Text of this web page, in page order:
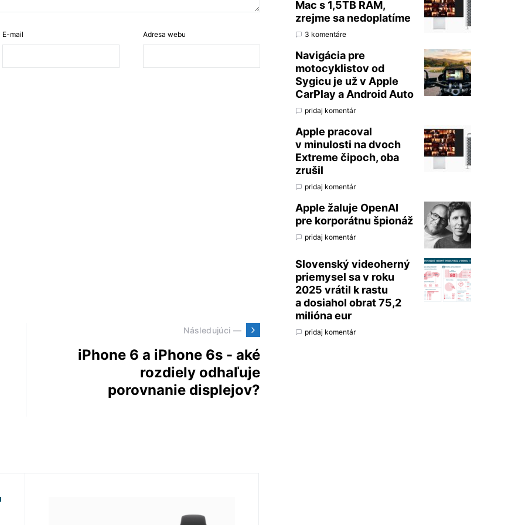
E-mail Adresa webu
Následujúci —
iPhone 6 a iPhone 6s - aké
rozdiely odhaľuje
porovnanie displejov?
Mac s 1,5TB RAM,
zrejme sa nedoplatíme
3 komentáre
Navigácia pre
motocyklistov od
Sygicu je už v Apple
CarPlay a Android Auto
pridaj komentár
Apple pracoval
v minulosti na dvoch
Extreme čipoch, oba
zrušil
pridaj komentár
Apple žaluje OpenAI
pre korporátnu špionáž
pridaj komentár
Slovenský videoherný
priemysel sa v roku
2025 vrátil k rastu
a dosiahol obrat 75,2
milióna eur
pridaj komentár